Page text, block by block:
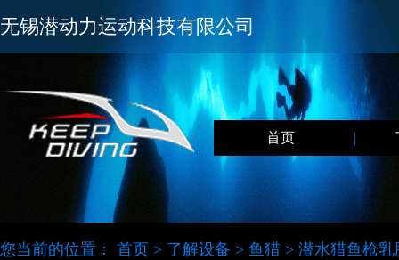
无锡潜动力运动科技有限公司
首页 |
您当前的位置： 首页 > 了解设备 > 鱼猎 > 潜水猎鱼枪乳